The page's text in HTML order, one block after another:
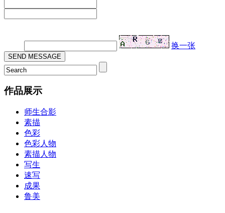
换一张
作品展示
师生合影
素描
色彩
色彩人物
素描人物
写生
速写
成果
鲁美